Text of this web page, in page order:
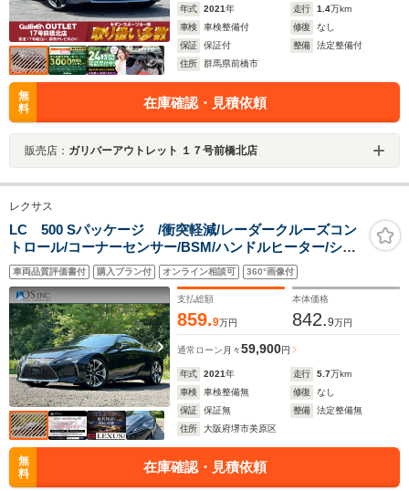
年式 2021年 走行 1.4万km
車検
車検整備付 修復
なし
保証
保証付 整備
法定整備付
住所
群馬県前橋市
無
料
在庫確認・見積依頼
販売店： ガリバーアウトレット １７号前橋北店
レクサス
LC 500 Sパッケージ /衝突軽減/レーダークルーズコン
トロール/コーナーセンサー/BSM/ハンドルヒーター/シー
トヒーター・エアコン/パワーシート/シートメモ
リ/ETC/Bluetooth/バックカメラ/フルセグTV
車両品質評価書付 購入プラン付 オンライン相談可 360°画像付
支払総額
859.9万円
本体価格
842.9万円
通常ローン 月々59,900円
年式 2021年 走行 5.7万km
車検
車検整備無 修復
なし
保証
保証無 整備
法定整備無
住所
大阪府堺市美原区
無
料
在庫確認・見積依頼